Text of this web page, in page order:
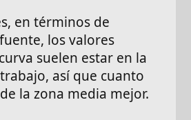
en términos de
los valores
suelen estar en la
así que cuanto
la zona media mejor.